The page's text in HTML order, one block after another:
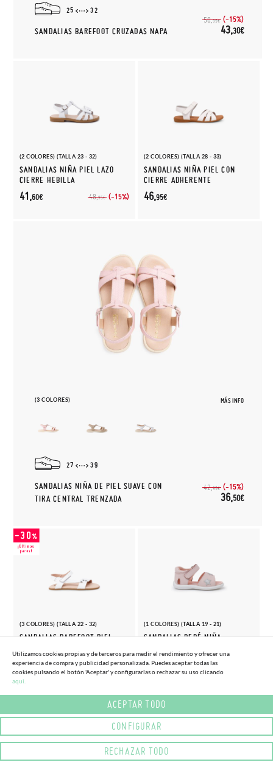
25 32
SANDALIAS BAREFOOT CRUZADAS NAPA
50,95€ (-15%)
43,30€
(2 COLORES) (TALLA 23 - 32)
SANDALIAS NIÑA PIEL LAZO
CIERRE HEBILLA
48,95€ (-15%)
41,60€
(2 COLORES) (TALLA 28 - 33)
SANDALIAS NIÑA PIEL CON
CIERRE ADHERENTE
46,95€
(3 COLORES) MÁS INFO
27 39
SANDALIAS NIÑA DE PIEL SUAVE CON
TIRA CENTRAL TRENZADA
42,95€ (-15%)
36,50€
(3 COLORES) (TALLA 22 - 32)
SANDALIAS BAREFOOT PIEL
48,95€ (-30%)
34,26€
(1 COLORES) (TALLA 19 - 21)
SANDALIAS BEBÉ NIÑA
44,
35,96€
Utilizamos cookies propias y de terceros para medir el rendimiento y ofrecer una
experiencia de compra y publicidad personalizada. Puedes aceptar todas las
cookies pulsando el botón 'Aceptar' y configurarlas o rechazar su uso clicando
aqui.
ACEPTAR TODO
CONFIGURAR
RECHAZAR TODO